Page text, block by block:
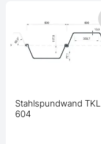
Stahlspundwand TKL
604